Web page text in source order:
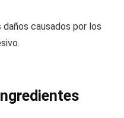
causados por los